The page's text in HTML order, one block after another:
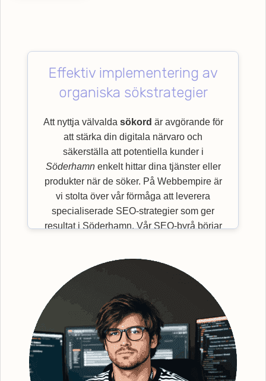
Effektiv implementering av
organiska sökstrategier
Att nyttja välvalda sökord är avgörande för
att stärka din digitala närvaro och
säkerställa att potentiella kunder i
Söderhamnenkelt hittar dina tjänster eller
produkter när de söker. På Webbempire är
vi stolta över vår förmåga att leverera
specialiserade SEO-strategier som ger
resultat i Söderhamn. Vår SEO-byrå börjar
bransch och målgrupp. Genom en effektiv
implementering av organiska sökstrategier,
säkerställer vi en bättre synlighet för din
webbplats. Efter grundlig undersökning och
identifiering av strategiska sökord, optimerar
vi din webbplats - från kopiering till struktur
och metadata. Detta gör att vi kan förbättra
din webbplats ranking och därmed också